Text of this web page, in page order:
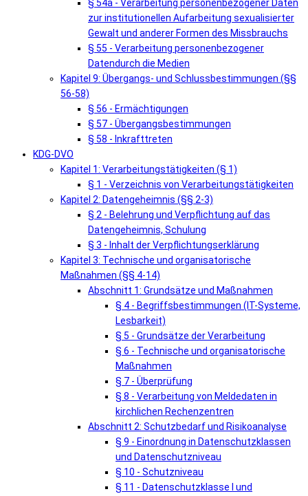
§ 54a - Verarbeitung personenbezogener Daten
zur institutionellen Aufarbeitung sexualisierter
Gewalt und anderer Formen des Missbrauchs
§ 55 - Verarbeitung personenbezogener
Datendurch die Medien
Kapitel 9: Übergangs- und Schlussbestimmungen (§§
56-58)
§ 56 - Ermächtigungen
§ 57 - Übergangsbestimmungen
§ 58 - Inkrafttreten
KDG-DVO
Kapitel 1: Verarbeitungstätigkeiten (§ 1)
§ 1 - Verzeichnis von Verarbeitungstätigkeiten
Kapitel 2: Datengeheimnis (§§ 2-3)
§ 2 - Belehrung und Verpflichtung auf das
Datengeheimnis, Schulung
§ 3 - Inhalt der Verpflichtungserklärung
Kapitel 3: Technische und organisatorische
Maßnahmen (§§ 4-14)
Abschnitt 1: Grundsätze und Maßnahmen
§ 4 - Begriffsbestimmungen (IT-Systeme,
Lesbarkeit)
§ 5 - Grundsätze der Verarbeitung
§ 6 - Technische und organisatorische
Maßnahmen
§ 7 - Überprüfung
§ 8 - Verarbeitung von Meldedaten in
kirchlichen Rechenzentren
Abschnitt 2: Schutzbedarf und Risikoanalyse
§ 9 - Einordnung in Datenschutzklassen
und Datenschutzniveau
§ 10 - Schutzniveau
§ 11 - Datenschutzklasse I und